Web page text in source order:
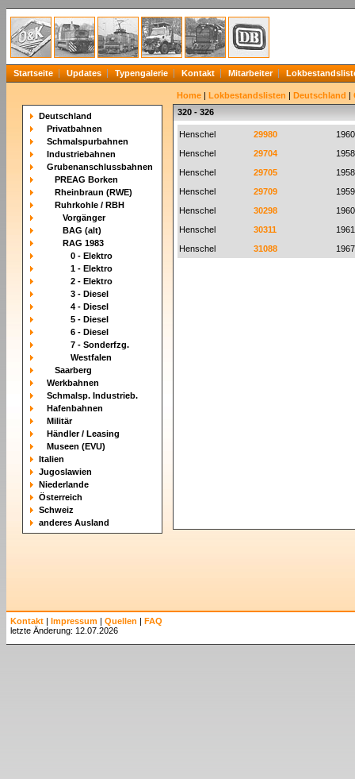
Startseite Updates Typengalerie Kontakt Mitarbeiter
Deutschland
Privatbahnen
Schmalspurbahnen
Industriebahnen
Grubenanschlussbahnen
PREAG Borken
Rheinbraun (RWE)
Ruhrkohle / RBH
Vorgänger
BAG (alt)
RAG 1983
0 - Elektro
1 - Elektro
2 - Elektro
3 - Diesel
4 - Diesel
5 - Diesel
6 - Diesel
7 - Sonderfzg.
Westfalen
Saarberg
Werkbahnen
Schmalsp. Industrieb.
Hafenbahnen
Militär
Händler / Leasing
Museen (EVU)
Italien
Jugoslawien
Niederlande
Österreich
Schweiz
anderes Ausland
Home | Lokbestandslisten | Deutschland |
320 - 326
Henschel 29980
1960
Henschel
29704
1958
Henschel
29705
1958
Henschel
29709
1959
Henschel
30298
1960
Henschel
30311
1961
Henschel
31088 1967
Kontakt | Impressum | Quellen | FAQ
letzte Änderung: 12.07.2026